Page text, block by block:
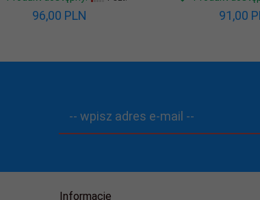
96,00 PLN 91,00
-- wpisz adres e-mail --
Informacje